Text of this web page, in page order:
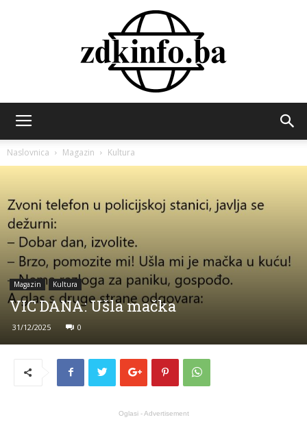
Naslovnica Magazin Kultura
Magazin Kultura
VIC DANA: Ušla mačka
31/12/2025 0
Oglasi - Advertisement